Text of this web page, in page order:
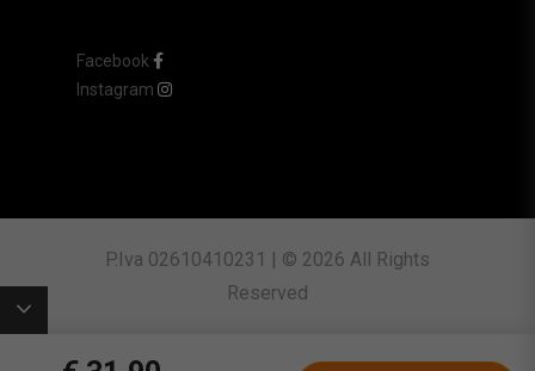
Facebook
Instagram
P.Iva 02610410231 | © 2026 All Rights
Reserved